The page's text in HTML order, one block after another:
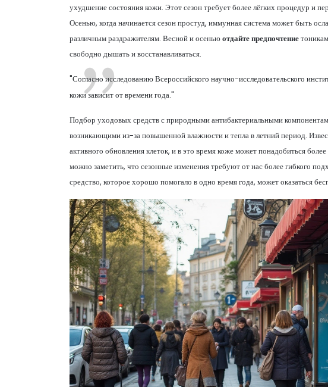
ухудшение состояния кожи. Этот сезон требует более лёгких процедур и
Осенью, когда начинается сезон простуд, иммунная система может быть
различным раздражителям. Весной и осеньюотдайте предпочтение
свободно дышать и восстанавливаться.
"Согласно исследованию Всероссийского научно-исследовательского
кожи зависит от времени года."
Подбор уходовых средств с природными антибактериальными
возникающими из-за повышенной влажности и тепла в летний период.
активного обновления клеток, и в это время коже может понадобиться
можно заметить, что сезонные изменения требуют от нас более гибкого
средство, которое хорошо помогало в одно время года, может оказаться